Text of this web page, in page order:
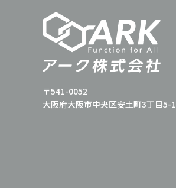
〒541-0052
大阪府大阪市中央区安土町3丁目5-